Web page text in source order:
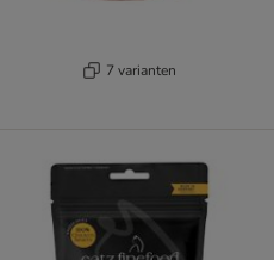
7 varianten